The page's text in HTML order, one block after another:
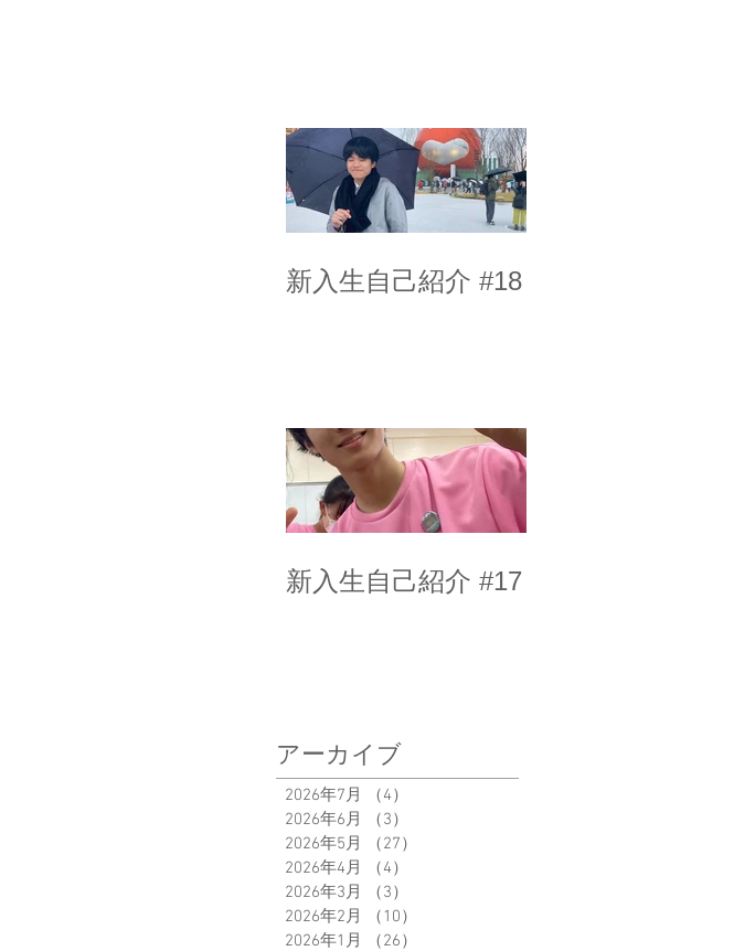
新入生自己紹介 #18
新入生自己紹介 #17
アーカイブ
2026年7月 （4）
2026年6月
（3）
2026年5月
（27）
2026年4月
（4）
2026年3月
（3）
2026年2月
（10）
2026年1月
（26）